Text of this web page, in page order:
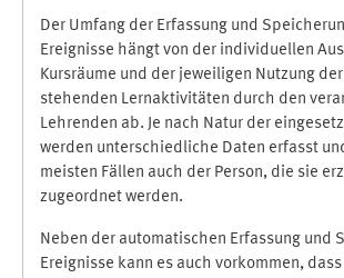
Der Umfang der Erfassung und
Ereignisse hängt von der individuellen
Kursräume und der jeweiligen Nutzung
stehenden Lernaktivitäten durch den
Lehrenden ab. Je nach Natur der
werden unterschiedliche Daten erfasst
meisten Fällen auch der Person, die sie
zugeordnet werden.
Neben der automatischen Erfassung und
Ereignisse kann es auch vorkommen,